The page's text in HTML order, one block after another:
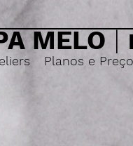
MELO |
Planos e